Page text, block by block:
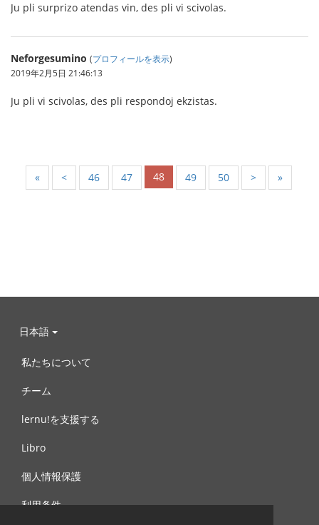
Ju pli surprizo atendas vin, des pli vi scivolas.
Neforgesumino (プロフィールを表示)
2019年2月5日 21:46:13
Ju pli vi scivolas, des pli respondoj ekzistas.
« < 46 47 48 49 50 > »
日本語
私たちについて
チーム
lernu!を支援する
Libro
個人情報保護
利用条件